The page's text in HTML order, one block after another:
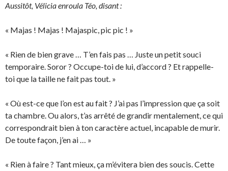
Aussitôt, Vélicia enroula Téo, disant :
« Majas ! Majas ! Majaspic, pic pic ! »
« Rien de bien grave … T’en fais pas … Juste un petit souci
temporaire. Soror ? Occupe-toi de lui, d’accord ? Et rappelle-
toi que la taille ne fait pas tout. »
« Où est-ce que l’on est au fait ? J’ai pas l’impression que ça soit
ta chambre. Ou alors, t’as arrêté de grandir mentalement, ce qui
correspondrait bien à ton caractère actuel, incapable de murir.
De toute façon, j’en ai … »
« Rien à faire ? Tant mieux, ça m’évitera bien des soucis. Cette